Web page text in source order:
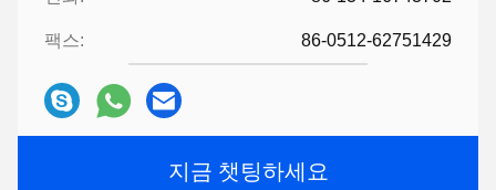
팩스: 86-0512-62751429
지금 챗팅하세요